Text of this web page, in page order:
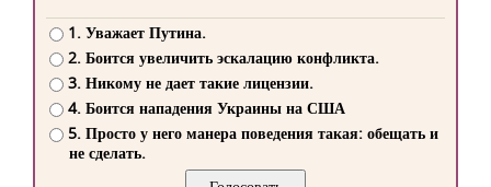
1. Уважает Путина.
2. Боится увеличить эскалацию конфликта.
3. Никому не дает такие лицензии.
4. Боится нападения Украины на США
5. Просто у него манера поведения такая: обещать и
не сделать.